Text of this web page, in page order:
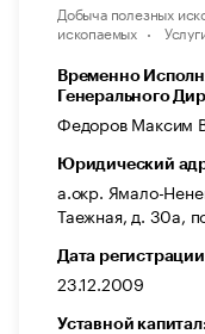
Добыча полезных
ископаемых
Временно
Генерального
Федоров Максим
Юридический
а.окр. Ямало-
Таежная, д. 30а,
Дата
23.12.2009
Уставной